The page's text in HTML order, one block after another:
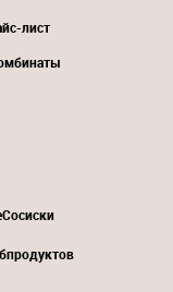
лист
Сосиски